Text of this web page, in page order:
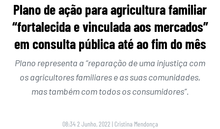
Plano de ação para agricultura familiar
“fortalecida e vinculada aos mercados”
em consulta pública até ao fim do mês
Plano representa a “reparação de uma injustiça com
os agricultores familiares e as suas comunidades,
mas também com todos os consumidores”.
08:34 2 Junho, 2022 | Cristina Mendonça